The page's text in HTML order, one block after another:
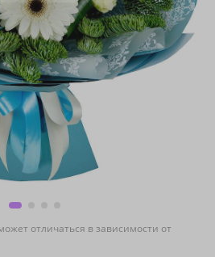
отличаться в зависимости от